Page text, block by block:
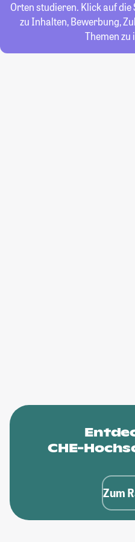
Orten studieren. Klick auf
zu Inhalten, Bewerbung,
Themen
CHE-
Zum